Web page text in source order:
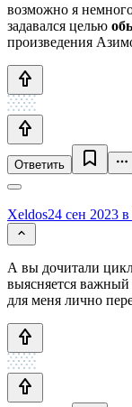
возможно я
задавался целью
произведения
Ответить
Xeldos24 сен 2023
А вы дочитали
выясняется
для меня лично